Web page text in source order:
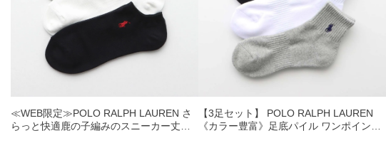
≪WEB限定≫POLO RALPH LAUREN さ
らっと快適鹿の子編みのスニーカー丈ソ
【3足セット】 POLO RALPH LAUREN
《カラー豊富》足底パイル ワンポイント